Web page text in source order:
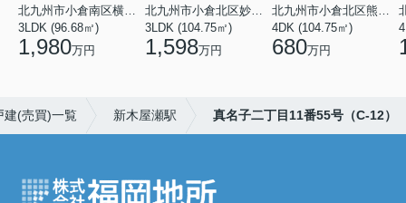
北九州市小倉南区横代東町２丁目
3LDK (96.68㎡)
1,980万円
北九州市小倉北区妙見町
3LDK (104.75㎡)
1,598万円
北九州市小倉北区熊谷４丁目
4DK (104.75㎡)
680万円
建(売買)一覧 新木屋瀬駅 真名子二丁目11番55号（C-12）